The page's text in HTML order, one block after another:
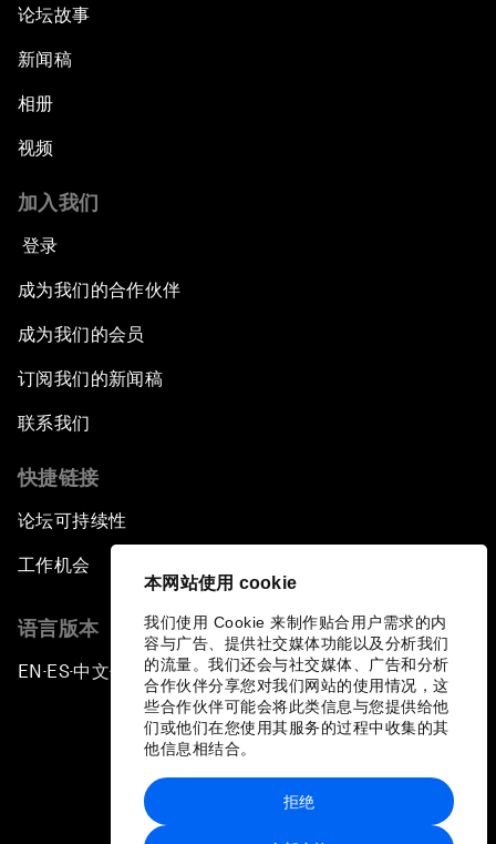
本网站使用 cookie
我们使用 Cookie 来制作贴合用户需求的内
容与广告、提供社交媒体功能以及分析我们
的流量。我们还会与社交媒体、广告和分析
合作伙伴分享您对我们网站的使用情况，这
些合作伙伴可能会将此类信息与您提供给他
们或他们在您使用其服务的过程中收集的其
他信息相结合。
拒绝
论坛故事
新闻稿
相册
视频
加入我们
登录
成为我们的合作伙伴
成为我们的会员
订阅我们的新闻稿
联系我们
快捷链接
论坛可持续性
工作机会
语言版本
EN ▪ ES▪中文▪ 日本語